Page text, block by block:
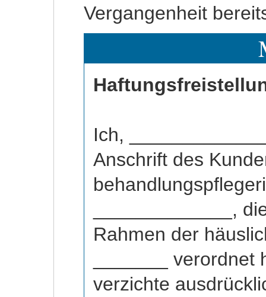
Vergangenheit
Ich,
Anschrift des
_____________,
Rahmen der
_______
verzichte